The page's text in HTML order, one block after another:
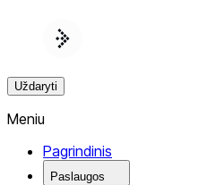
Uždaryti
Meniu
Pagrindinis
Paslaugos